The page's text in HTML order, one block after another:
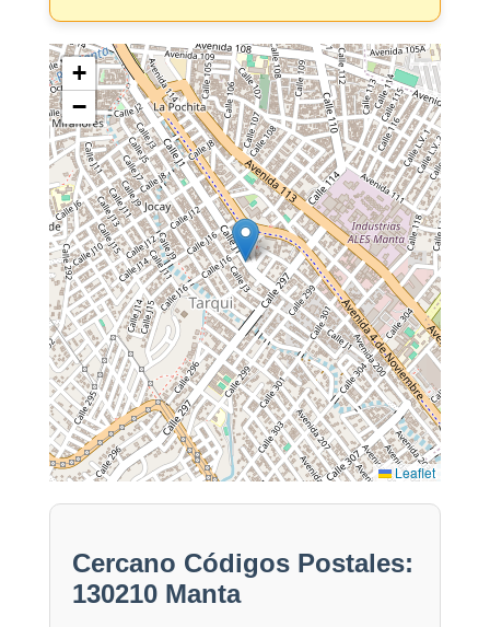
+
−
Leaflet
Cercano Códigos Postales:
130210 Manta